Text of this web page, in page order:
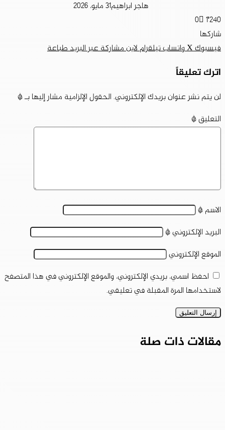
هاجر ابراهيم31 مايو، 2026
0 1٬240
شاركها
فيسبوك‫Xواتسابتيلقراملاينمشاركة عبر البريدطباعة
اترك تعليقاً
لن يتم نشر عنوان بريدك الإلكتروني. الحقول الإلزامية مشار إليها بـ*
التعليق*
الاسم*
البريد الإلكتروني*
الموقع الإلكتروني
احفظ اسمي، بريدي الإلكتروني، والموقع الإلكتروني في هذا المتصفح
لاستخدامها المرة المقبلة في تعليقي.
مقالات ذات صلة